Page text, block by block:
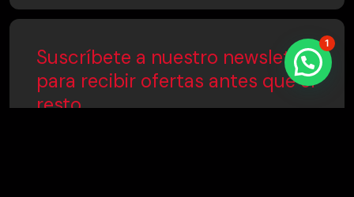
Suscríbete a nuestro newsletter
para recibir ofertas antes que el
resto
1